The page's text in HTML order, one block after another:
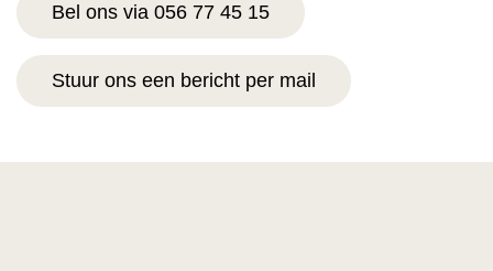
Bel ons via 056 77 45 15
Stuur ons een bericht per mail